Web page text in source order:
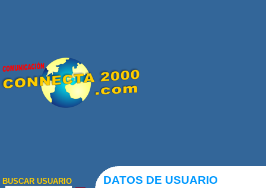
BUSCAR USUARIO DATOS DE USUARIO